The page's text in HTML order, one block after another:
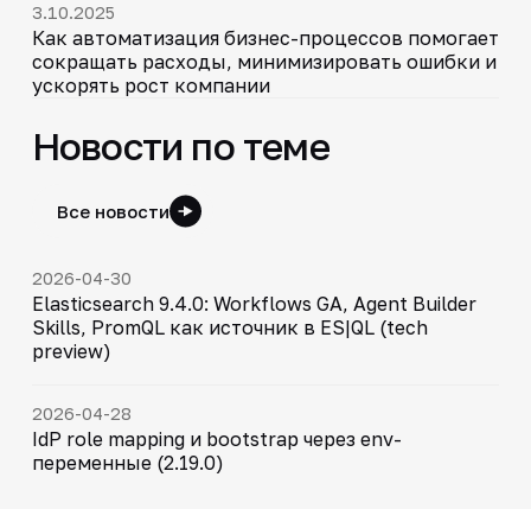
3.10.2025
Как автоматизация бизнес-процессов помогает
сокращать расходы, минимизировать ошибки и
ускорять рост компании
Новости по теме
Все новости
2026-04-30
Elasticsearch 9.4.0: Workflows GA, Agent Builder
Skills, PromQL как источник в ES|QL (tech
preview)
2026-04-28
IdP role mapping и bootstrap через env-
переменные (2.19.0)